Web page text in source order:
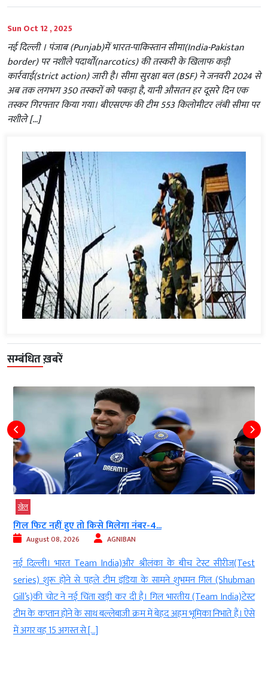
Sun Oct 12 , 2025
नई दिल्‍ली । पंजाब (Punjab)में भारत-पाकिस्तान सीमा(India-Pakistan
border) पर नशीले पदार्थों(narcotics) की तस्करी के खिलाफ कड़ी
कार्रवाई(strict action) जारी है। सीमा सुरक्षा बल (BSF) ने जनवरी 2024 से
अब तक लगभग 350 तस्करों को पकड़ा है, यानी औसतन हर दूसरे दिन एक
तस्कर गिरफ्तार किया गया। बीएसएफ की टीम 553 किलोमीटर लंबी सीमा पर
नशीले […]
सम्बंधित ख़बरें
खेल
गिल फिट नहीं हुए तो किसे मिलेगा नंबर-4...
August 08, 2026 AGNIBAN
नई दिल्ली। भारत Team India)और श्रीलंका के बीच टेस्ट सीरीज(Test
series) शुरू होने से पहले टीम इंडिया के सामने शुभमन गिल (Shubman
Gill’s)की चोट ने नई चिंता खड़ी कर दी है। गिल भारतीय (Team India)टेस्ट
टीम के कप्तान होने के साथ बल्लेबाजी क्रम में बेहद अहम भूमिका निभाते हैं। ऐसे
में अगर वह 15 अगस्त से […]